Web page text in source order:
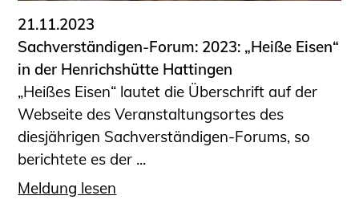
21.11.2023
Sachverständigen-Forum: 2023: „Heiße Eisen“
in der Henrichshütte Hattingen
„Heißes Eisen“ lautet die Überschrift auf der
Webseite des Veranstaltungsortes des
diesjährigen Sachverständigen-Forums, so
berichtete es der ...
Meldung lesen